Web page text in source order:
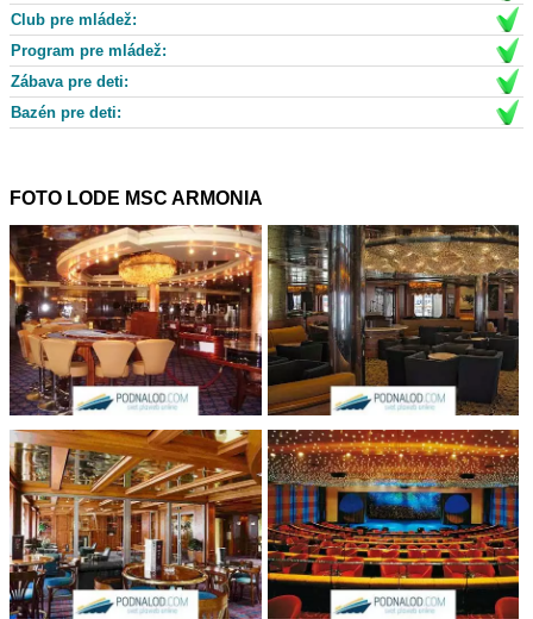
Club pre mládež:
Program pre mládež:
Zábava pre deti:
Bazén pre deti:
FOTO LODE MSC ARMONIA